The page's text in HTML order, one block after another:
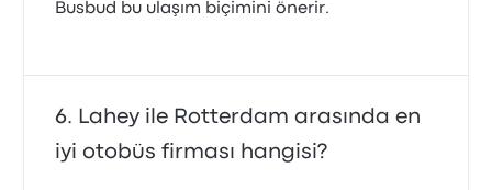
Busbud bu ulaşım biçimini önerir.
Lahey ile Rotterdam arasında en
iyi otobüs firması hangisi?